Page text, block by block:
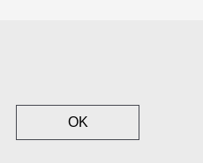
OK